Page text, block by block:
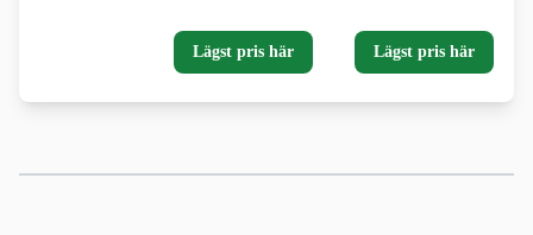
Lägst pris här Lägst pris här